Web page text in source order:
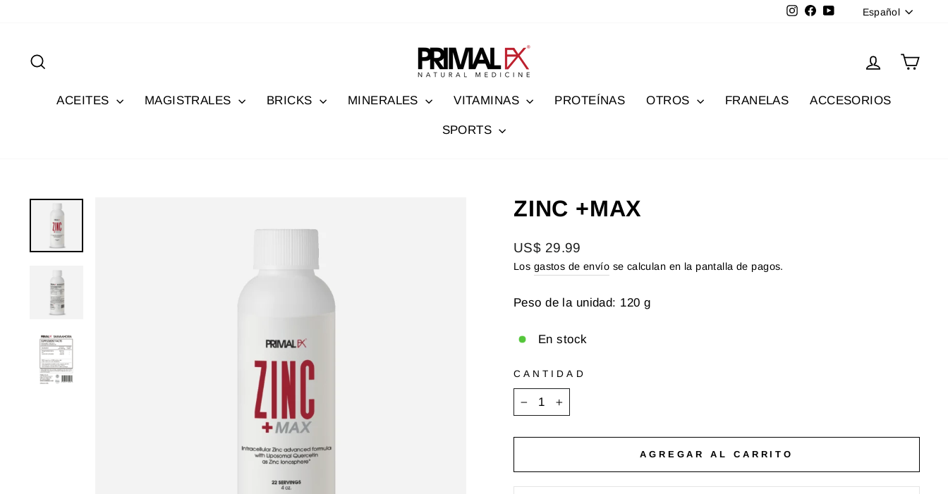
contenido
Instagram
Facebook
YouTubeIdioma
Español
Ingresar
ACEITES MAGISTRALES BRICKS MINERALES VITAMINAS PROTEÍNAS OTROS FRANELAS ACCESORIOS
SPORTS
ZINC +MAX
Precio
habitual
US$ 29.99
Los gastos de envío se calculan en la pantalla de pagos.
Peso de la unidad: 120 g
En stock
CANTIDAD
AGREGAR AL CARRITO